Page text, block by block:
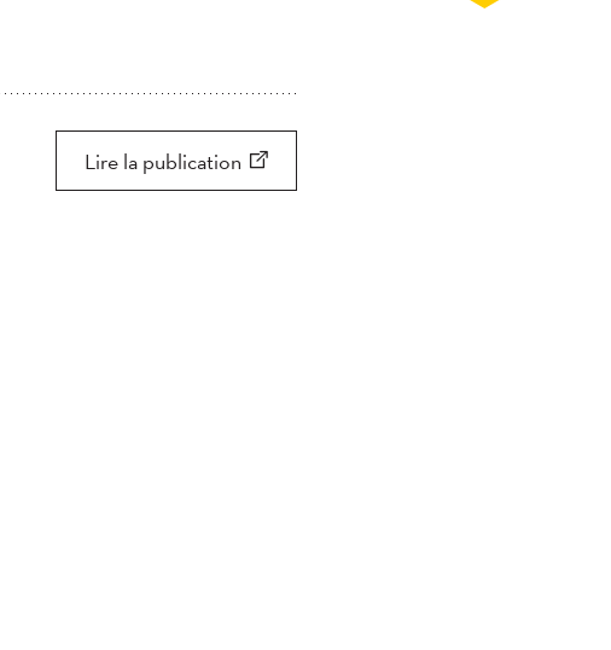
Chercher
Appliquer
Appliquer
Lire la publication